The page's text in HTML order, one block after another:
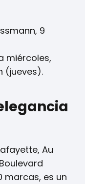
9
miércoles,
(jueves).
Au
marcas, es un